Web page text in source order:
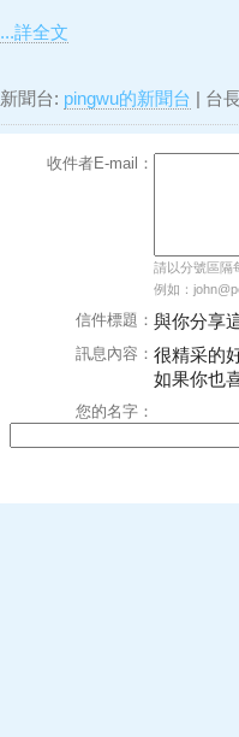
...詳全文
新聞台: pingwu的新聞台 | 台
收件者E-mail：
請以分號區隔
例如：
信件標題： 與你分享
訊息內容： 很精采的
如果你也
您的名字：